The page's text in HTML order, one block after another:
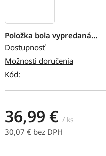
Položka bola vypredaná…
Dostupnosť
Možnosti doručenia
Kód:
36,99 € / ks
30,07 € bez DPH